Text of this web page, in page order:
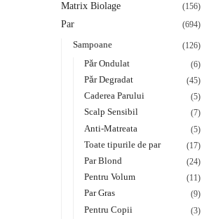
Matrix Biolage (156)
Par (694)
Sampoane (126)
Păr Ondulat (6)
Păr Degradat (45)
Caderea Parului (5)
Scalp Sensibil (7)
Anti-Matreata (5)
Toate tipurile de par (17)
Par Blond (24)
Pentru Volum (11)
Par Gras (9)
Pentru Copii (3)